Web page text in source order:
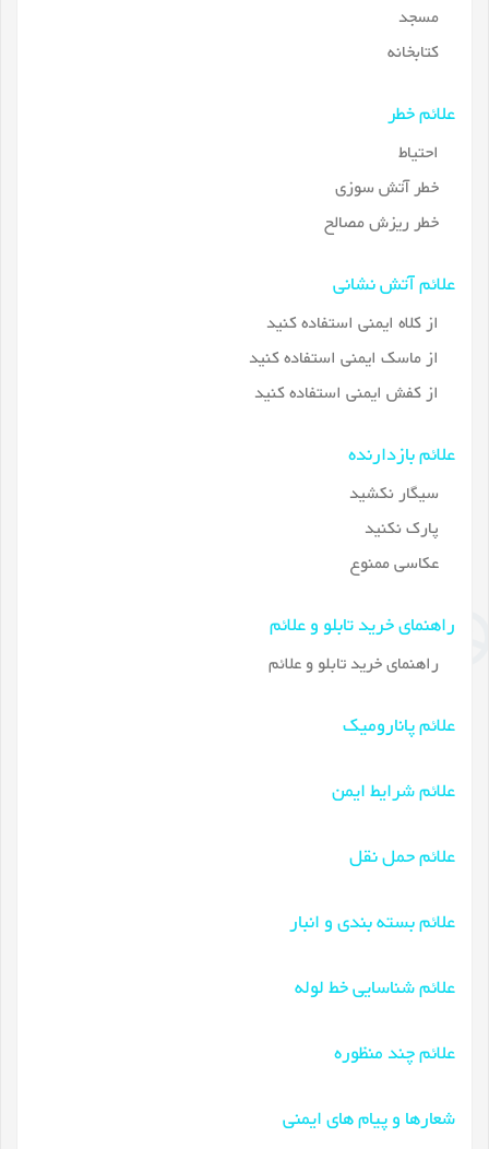
مسجد
کتابخانه
علائم خطر
احتیاط
خطر آتش سوزی
خطر ریزش مصالح
علائم آتش نشانی
از کلاه ایمنی استفاده کنید
از ماسک ایمنی استفاده کنید
از کفش ایمنی استفاده کنید
علائم بازدارنده
سیگار نکشید
پارک نکنید
عکاسی ممنوع
راهنمای خرید تابلو و علائم
راهنمای خرید تابلو و علائم
علائم پانارومیک
علائم شرایط ایمن
علائم حمل نقل
علائم بسته بندی و انبار
علائم شناسایی خط لوله
علائم چند منظوره
شعارها و پیام های ایمنی